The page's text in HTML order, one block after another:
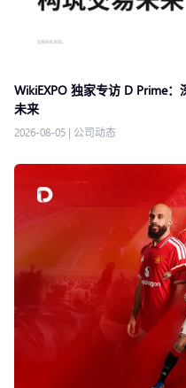
WikiEXPO 独家专访 D Prime
未来
2026-08-05 | 公司动态